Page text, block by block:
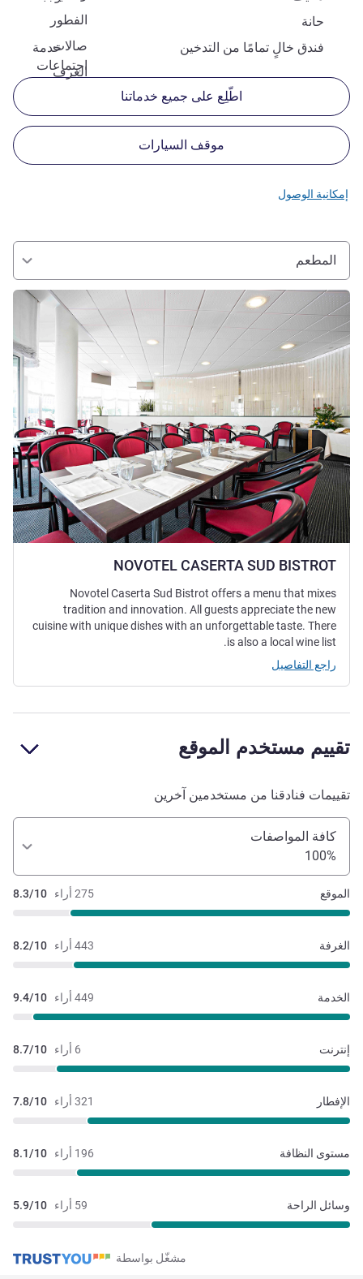
الفطور
حانة
صالات
اجتماعات
فندق خالٍ تمامًا من التدخين
خدمة
الغرف
اطّلِع على جميع خدماتنا
موقف السيارات
إمكانية الوصول
المطعم
NOVOTEL CASERTA SUD BISTROT
راجع التفاصيل
Novotel Caserta Sud Bistrot offers a menu that mixes
tradition and innovation. All guests appreciate the new
cuisine with unique dishes with an unforgettable taste. There
is also a local wine list.
راجع التفاصيل
تقييم مستخدم الموقع
تقييمات فنادقنا من مستخدمين آخرين
كافة المواصفات
100%
275 أراء 8.3/10 الموقع
443 أراء 8.2/10 الغرفة
449 أراء 9.4/10 الخدمة
6 أراء 8.7/10 إنترنت
321 أراء 7.8/10 الإفطار
196 أراء 8.1/10 مستوى النظافة
59 أراء 5.9/10 وسائل الراحة
مشغّل بواسطة